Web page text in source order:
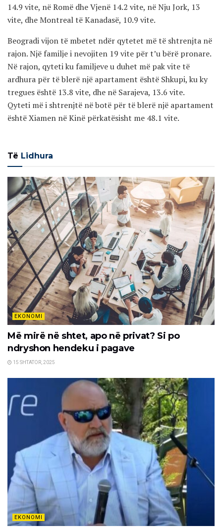
14.9 vite, në Romë dhe Vjenë 14.2 vite, në Nju Jork, 13
vite, dhe Montreal të Kanadasë, 10.9 vite.
Beogradi vijon të mbetet ndër qytetet më të shtrenjta në
rajon. Një familje i nevojiten 19 vite për t’u bërë pronare.
Në rajon, qyteti ku familjeve u duhet më pak vite të
ardhura për të blerë një apartament është Shkupi, ku ky
tregues është 13.8 vite, dhe në Sarajeva, 13.6 vite.
Qyteti më i shtrenjtë në botë për të blerë një apartament
është Xiamen në Kinë përkatësisht me 48.1 vite.
Të Lidhura
EKONOMI
Më mirë në shtet, apo në privat? Si po
ndryshon hendeku i pagave
15 SHTATOR, 2025
EKONOMI